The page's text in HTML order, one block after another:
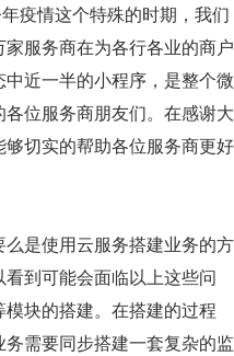
疫情这个特殊的时期，我们
服务商在为各行各业的商户
近一半的小程序，是整个微
位服务商朋友们。在感谢大
切实的帮助各位服务商更好
是使用云服务搭建业务的方
到可能会面临以上这些问
块的搭建。在搭建的过程
需要同步搭建一套复杂的监